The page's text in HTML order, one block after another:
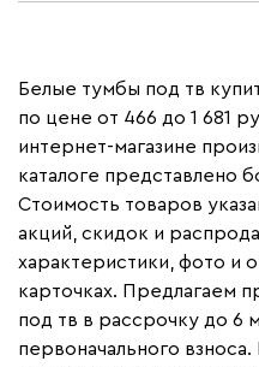
Белые тумбы под тв
по цене от 466 до 1 681
интернет-магазине
каталоге представлено
Стоимость товаров
акций, скидок и
характеристики, фото и
карточках. Предлагаем
под тв в рассрочку до 6
первоначального взноса.